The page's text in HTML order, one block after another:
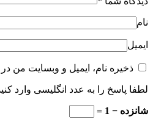
نام
ایمیل
ذخیره نام، ایمیل و وبسایت من
لطفا پاسخ را به عدد انگلیسی وارد
شانزده − 1 =